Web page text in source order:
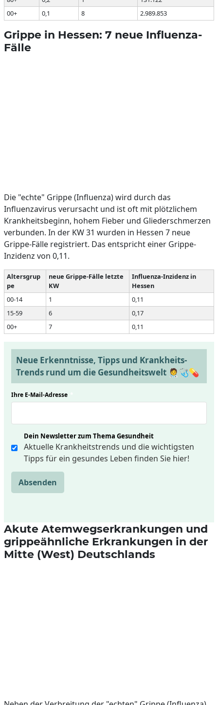
00+
0,1 8 2.989.853
Grippe in Hessen: 7 neue Influenza-
Fälle
Die "echte" Grippe (Influenza) wird durch das
Influenzavirus verursacht und ist oft mit plötzlichem
Krankheitsbeginn, hohem Fieber und Gliederschmerzen
verbunden. In der KW 31 wurden in Hessen 7 neue
Grippe-Fälle registriert. Das entspricht einer Grippe-
Inzidenz von 0,11.
Altersgrup
pe
neue Grippe-Fälle letzte
KW
Influenza-Inzidenz in
Hessen
00-14
1
0,11
15-59
6
0,17
00+
7 0,11
Neue Erkenntnisse, Tipps und Krankheits-
Trends rund um die Gesundheitswelt 🧑‍⚕️🩺💊
Ihre E-Mail-Adresse
Dein Newsletter zum Thema Gesundheit
Aktuelle Krankheitstrends und die wichtigsten
Tipps für ein gesundes Leben finden Sie hier!
Absenden
Akute Atemwegserkrankungen und
grippeähnliche Erkrankungen in der
Mitte (West) Deutschlands